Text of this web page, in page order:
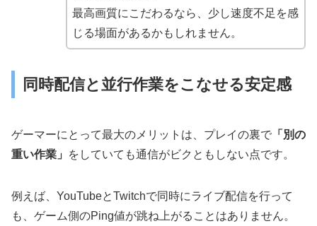
最高画質にこだわるなら、少し速度不足を感
じる場面があるかもしれません。
同時配信と並行作業をこなせる安定感
ゲーマーにとって最大のメリットは、プレイの裏で 「別の
重い作業」
をしていても通信がビクともしない点です。
例えば、YouTubeとTwitchで同時にライブ配信を行って
も、ゲーム側のPing値が跳ね上がることはありません。